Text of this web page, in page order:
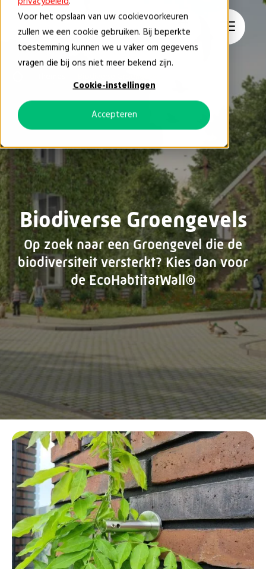
Voor het opslaan van uw cookievoorkeuren
zullen we een cookie gebruiken. Bij beperkte
toestemming kunnen we u vaker om gegevens
vragen die bij ons niet meer bekend zijn.
Cookie-instellingen
Accepteren
Biodiverse Groengevels
Op zoek naar een Groengevel die de
biodiversiteit versterkt? Kies dan voor
de EcoHabtitatWall®